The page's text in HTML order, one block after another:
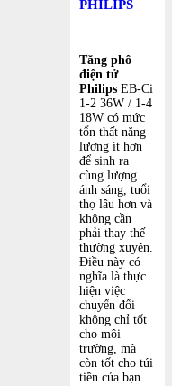
PHILIPS
Tăng phô
điện tử
Philips EB-Ci
1-2 36W / 1-4
18W có mức
tổn thất năng
lượng ít hơn
để sinh ra
cùng lượng
ánh sáng, tuổi
thọ lâu hơn và
không cần
phải thay thế
thường xuyên.
Điều này có
nghĩa là thực
hiện việc
chuyển đổi
không chỉ tốt
cho môi
trường, mà
còn tốt cho túi
tiền của bạn.